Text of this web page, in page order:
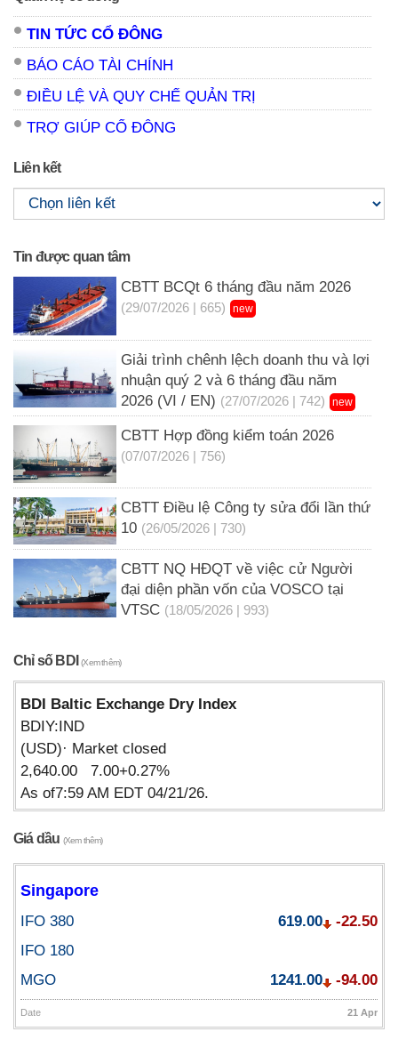
TIN TỨC CỔ ĐÔNG
BÁO CÁO TÀI CHÍNH
ĐIỀU LỆ VÀ QUY CHẾ QUẢN TRỊ
TRỢ GIÚP CỔ ĐÔNG
Liên kết
Tin được quan tâm
CBTT BCQt 6 tháng đầu năm 2026
(29/07/2026 | 665) new
Giải trình chênh lệch doanh thu và lợi
nhuận quý 2 và 6 tháng đầu năm
2026 (VI / EN) (27/07/2026 | 742) new
CBTT Hợp đồng kiểm toán 2026
(07/07/2026 | 756)
CBTT Điều lệ Công ty sửa đổi lần thứ
10 (26/05/2026 | 730)
CBTT NQ HĐQT về việc cử Người
đại diện phần vốn của VOSCO tại
VTSC (18/05/2026 | 993)
Chỉ số BDI(Xem thêm)
BDI Baltic Exchange Dry Index
BDIY:IND
(USD)· Market closed
2,640.00 7.00+0.27%
As of7:59 AM EDT 04/21/26.
Giá dầu (Xem thêm)
Singapore
IFO 380 619.00
-22.50
IFO 180
MGO
1241.00 -94.00
Date 21 Apr